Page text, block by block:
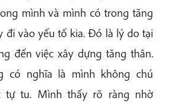
mình và mình có trong tăng
đi vào yếu tố kia. Đó là lý do tại
đến việc xây dựng tăng thân.
có nghĩa là mình không chú
tự tu. Mình thấy rõ ràng nhờ